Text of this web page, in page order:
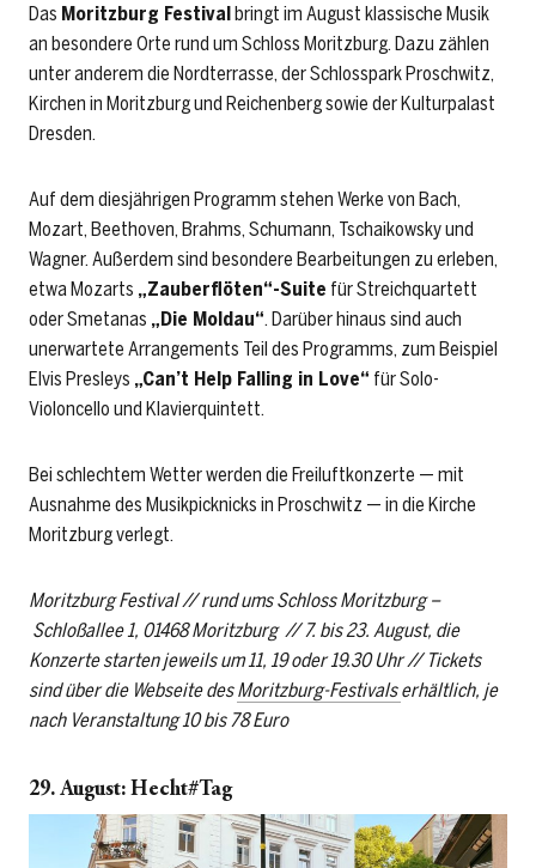
Das Moritzburg Festivalbringt im August klassische Musik
an besondere Orte rund um Schloss Moritzburg. Dazu zählen
unter anderem die Nordterrasse, der Schlosspark Proschwitz,
Kirchen in Moritzburg und Reichenberg sowie der Kulturpalast
Dresden.
Auf dem diesjährigen Programm stehen Werke von Bach,
Mozart, Beethoven, Brahms, Schumann, Tschaikowsky und
Wagner. Außerdem sind besondere Bearbeitungen zu erleben,
etwa Mozarts „Zauberflöten“-Suite für Streichquartett
oder Smetanas „Die Moldau“. Darüber hinaus sind auch
unerwartete Arrangements Teil des Programms, zum Beispiel
Elvis Presleys „Can’t Help Falling in Love“ für Solo-
Violoncello und Klavierquintett.
Bei schlechtem Wetter werden die Freiluftkonzerte — mit
Ausnahme des Musikpicknicks in Proschwitz — in die Kirche
Moritzburg verlegt.
Moritzburg Festival // rund ums Schloss Moritzburg –
Schloßallee 1, 01468 Moritzburg // 7. bis 23. August, die
Konzerte starten jeweils um 11, 19 oder 19.30 Uhr // Tickets
sind über die Webseite desMoritzburg-Festivalserhältlich, je
nach Veranstaltung 10 bis 78 Euro
29. August: Hecht#Tag